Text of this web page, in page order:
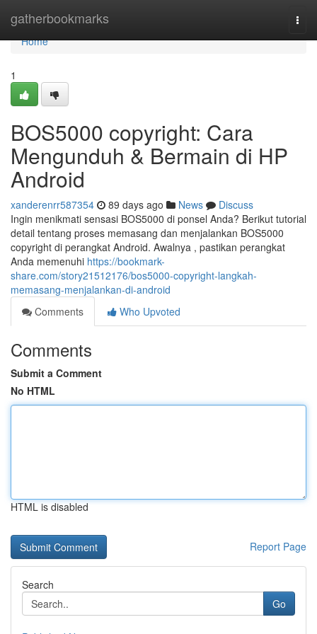
gatherbookmarks
Home
Home
1
BOS5000 copyright: Cara
Mengunduh & Bermain di HP
Android
xanderenrr587354 89 days ago News
Discuss
Ingin menikmati sensasi BOS5000 di ponsel Anda? Berikut tutorial
detail tentang proses memasang dan menjalankan BOS5000
copyright di perangkat Android. Awalnya , pastikan perangkat
Anda memenuhi https://bookmark-
share.com/story21512176/bos5000-copyright-langkah-
memasang-menjalankan-di-android
Comments
Who Upvoted
Comments
Submit a Comment
No HTML
HTML is disabled
Report Page
Search
Go